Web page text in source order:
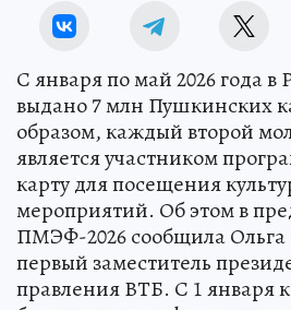
С января по май 2026 года в
выдано 7 млн Пушкинских
образом, каждый второй
является участником
карту для посещения
мероприятий. Об этом в
ПМЭФ-2026 сообщила Ольга
первый заместитель
правления ВТБ. С 1 января